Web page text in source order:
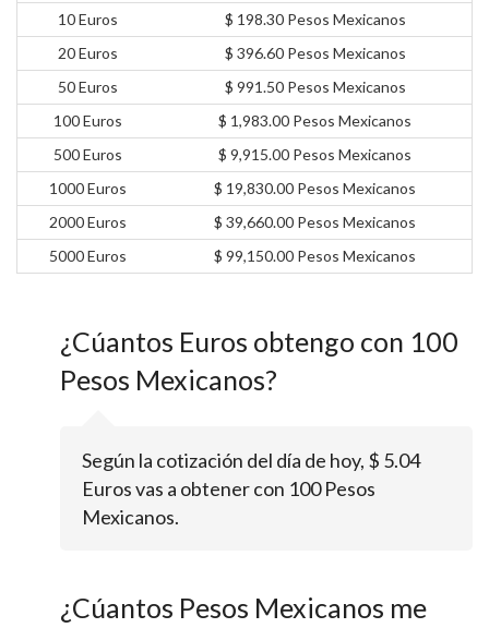
10 Euros
$ 198.30 Pesos Mexicanos
20 Euros
$ 396.60 Pesos Mexicanos
50 Euros
$ 991.50 Pesos Mexicanos
100 Euros
$ 1,983.00 Pesos Mexicanos
500 Euros
$ 9,915.00 Pesos Mexicanos
1000 Euros
$ 19,830.00 Pesos Mexicanos
2000 Euros
$ 39,660.00 Pesos Mexicanos
5000 Euros
$ 99,150.00 Pesos Mexicanos
¿Cúantos Euros obtengo con 100
Pesos Mexicanos?
Según la cotización del día de hoy, $ 5.04
Euros vas a obtener con 100 Pesos
Mexicanos.
¿Cúantos Pesos Mexicanos me